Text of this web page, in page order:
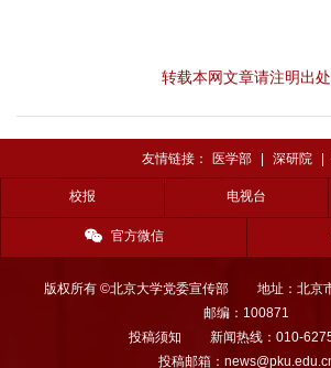
转载本网文章请注明出处
友情链接： 医学部 深研院
校报 电视台
官方微信
版权所有 ©北京大学党委宣传部
地址：北京
邮编：100871
投稿须知
新闻热线：010-
投稿邮箱：